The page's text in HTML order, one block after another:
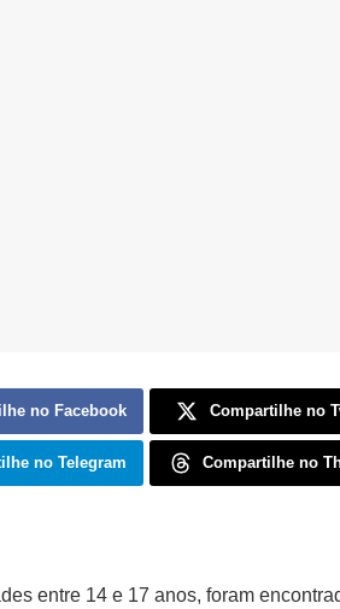
no Facebook Compartilhe no
no Telegram Compartilhe no
entre 14 e 17 anos, foram